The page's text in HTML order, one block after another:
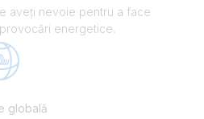
aveți nevoie pentru a face
energetice.
globală